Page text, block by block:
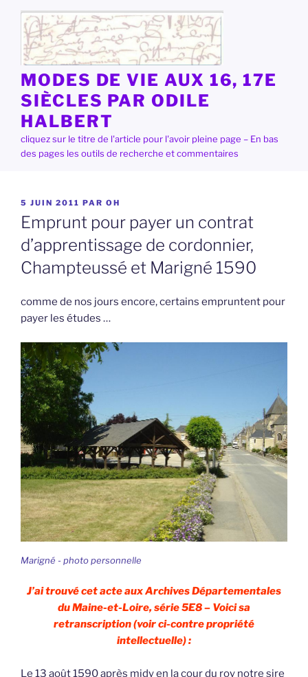
contenu
principal
MODES DE VIE AUX 16, 17E
SIÈCLES PAR ODILE
HALBERT
cliquez sur le titre de l'article pour l'avoir pleine page – En bas
des pages les outils de recherche et commentaires
PUBLIÉ
LE
5 JUIN 2011 PAR OH
Emprunt pour payer un contrat
d’apprentissage de cordonnier,
Champteussé et Marigné 1590
comme de nos jours encore, certains empruntent pour
payer les études …
Marigné - photo personnelle
J’ai trouvé cet acte aux Archives Départementales
du Maine-et-Loire, série 5E8 – Voici sa
retranscription (voir ci-contre propriété
intellectuelle) :
Le 13 août 1590 après midy en la cour du roy notre sire